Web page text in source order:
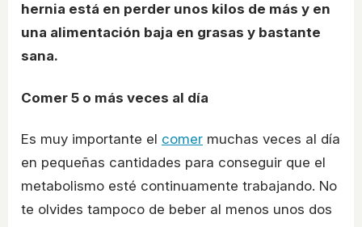
hernia está en perder unos kilos de más y en
una alimentación baja en grasas y bastante
sana.
Comer 5 o más veces al día
Es muy importante el comer muchas veces al día
en pequeñas cantidades para conseguir que el
metabolismo esté continuamente trabajando. No
te olvides tampoco de beber al menos unos dos